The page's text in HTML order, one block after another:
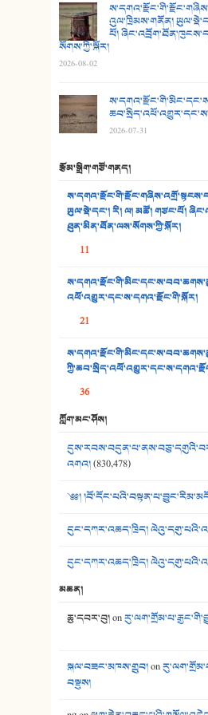
27.
28. སྟོད་གཞས། -
30. སི་ལིང་འབྲི་མོ། -
31. ཕ་ཡུལ་ཡར་ཀླུང་།
32. ཨ་མ།
33. འཛོམས་པའི་ལམ།
34.
36. ཟླ་གཞོན་སྙན་དབྱངས།
38. ཡབ་ཡུམ། - ཟླ་སྒྲོན།
འུལ་ཁྲིམས་གནོན།
པོ།
སོགས་ཀྱི་སྐོར།
2026-08-02
2026-07-31
རྩོམ་སྒྲིག་གཙོ་གནད།
ཡུལ་སྡེ་དང་། རི། ལ། མཚོ། གཙང་པོ།
ཐུན་མིན་ཐོན་ལས་སོགས་ཀྱི་སྐོར།
11
འཕོ་འགྱུར་དང་ས་དགའ་རྫོང་གི་སྐོར།
21
36
ཀློག་མང་ཤོས།
འགའ།(830,478)
༄༅།
དུང་དཀར་འཆད་ཁྲིད།
དུང་དཀར་འཆད་ཁྲིད།
མཆན།
ཆུ་དབར་བུ།on
སྐལ་བཟང་མཁས་གྲུབ།on
བསྡུས།